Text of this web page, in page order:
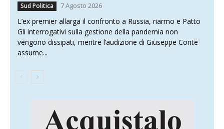
Sud Politica 7 Agosto 2026
L’ex premier allarga il confronto a Russia, riarmo e Patto
Gli interrogativi sulla gestione della pandemia non
vengono dissipati, mentre l’audizione di Giuseppe Conte
assume...